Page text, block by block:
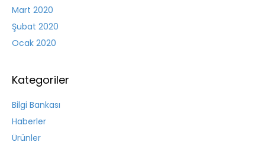
Mart 2020
Şubat 2020
Ocak 2020
Kategoriler
Bilgi Bankası
Haberler
Ürünler